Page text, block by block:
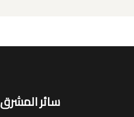
سائر المشرق